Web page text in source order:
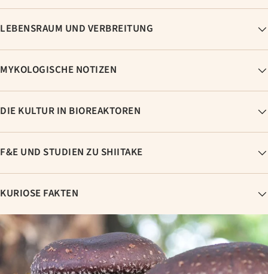
LEBENSRAUM UND VERBREITUNG
MYKOLOGISCHE NOTIZEN
DIE KULTUR IN BIOREAKTOREN
F&E UND STUDIEN ZU SHIITAKE
KURIOSE FAKTEN